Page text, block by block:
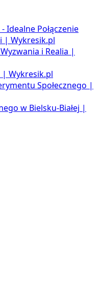
Idealne Połączenie
| Wykresik.pl
i Realia |
| Wykresik.pl
Społecznego |
w Bielsku-Białej |